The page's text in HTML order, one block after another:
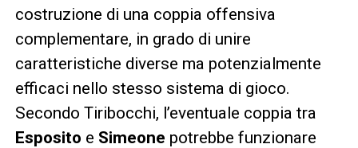
costruzione di una coppia offensiva
complementare, in grado di unire
caratteristiche diverse ma potenzialmente
efficaci nello stesso sistema di gioco.
Secondo Tiribocchi, l’eventuale coppia tra
Esposito e Simeone potrebbe funzionare